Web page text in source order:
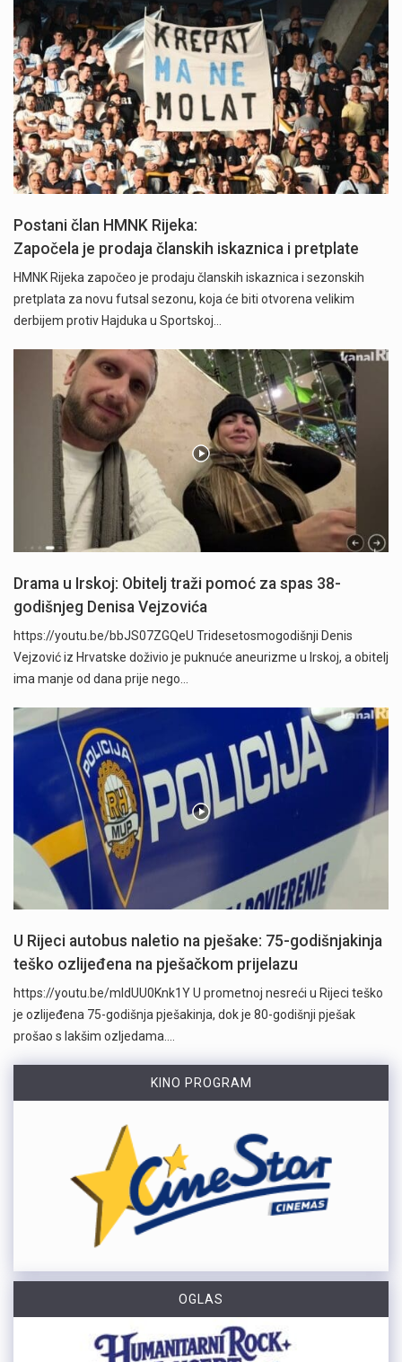
Postani član HMNK Rijeka:
Započela je prodaja članskih iskaznica i pretplate
HMNK Rijeka započeo je prodaju članskih iskaznica i sezonskih
pretplata za novu futsal sezonu, koja će biti otvorena velikim
derbijem protiv Hajduka u Sportskoj…
Drama u Irskoj: Obitelj traži pomoć za spas 38-
godišnjeg Denisa Vejzovića
https://youtu.be/bbJS07ZGQeU Tridesetosmogodišnji Denis
Vejzović iz Hrvatske doživio je puknuće aneurizme u Irskoj, a obitelj
ima manje od dana prije nego…
U Rijeci autobus naletio na pješake: 75-godišnjakinja
teško ozlijeđena na pješačkom prijelazu
https://youtu.be/mldUU0Knk1Y U prometnoj nesreći u Rijeci teško
je ozlijeđena 75-godišnja pješakinja, dok je 80-godišnji pješak
prošao s lakšim ozljedama.…
KINO PROGRAM
OGLAS